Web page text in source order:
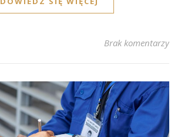
Brak komentarzy